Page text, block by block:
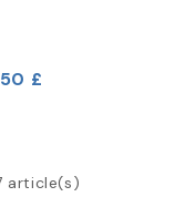
£
article(s)